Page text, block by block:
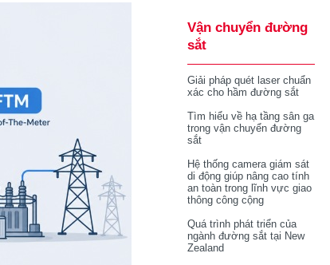
Vận chuyển đường
sắt
Giải pháp quét laser chuẩn
xác cho hầm đường sắt
Tìm hiểu về hạ tầng sân ga
trong vận chuyển đường
sắt
Hệ thống camera giám sát
di động giúp nâng cao tính
an toàn trong lĩnh vực giao
thông công cộng
Quá trình phát triển của
ngành đường sắt tại New
Zealand